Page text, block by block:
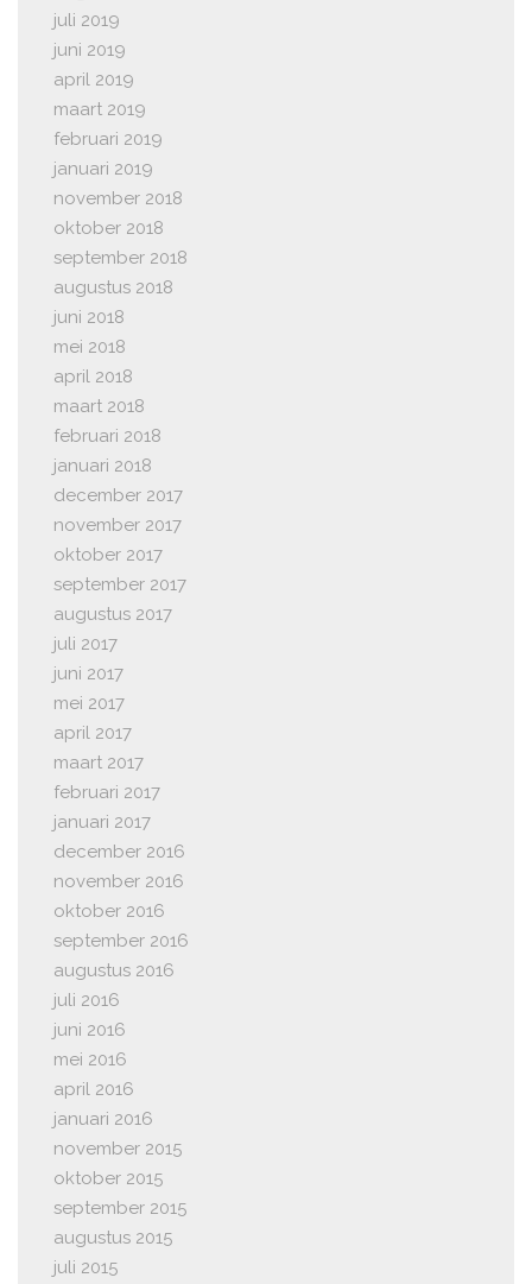
juli 2019
juni 2019
april 2019
maart 2019
februari 2019
januari 2019
november 2018
oktober 2018
september 2018
augustus 2018
juni 2018
mei 2018
april 2018
maart 2018
februari 2018
januari 2018
december 2017
november 2017
oktober 2017
september 2017
augustus 2017
juli 2017
juni 2017
mei 2017
april 2017
maart 2017
februari 2017
januari 2017
december 2016
november 2016
oktober 2016
september 2016
augustus 2016
juli 2016
juni 2016
mei 2016
april 2016
januari 2016
november 2015
oktober 2015
september 2015
augustus 2015
juli 2015